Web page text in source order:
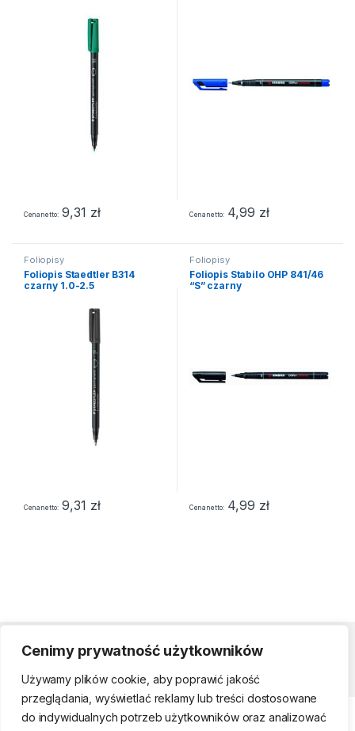
Cenimy prywatność użytkowników
Używamy plików cookie, aby poprawić jakość
przeglądania, wyświetlać reklamy lub treści dostosowane
do indywidualnych potrzeb użytkowników oraz analizować
Cena netto 9,31 zł Cena netto 4,99 zł
Foliopisy
Foliopis Staedtler B314
czarny 1.0-2.5
Cena netto 9,31 zł
Foliopisy
Foliopis Stabilo OHP 841/46
“S” czarny
Cena netto 4,99 zł
Strefa klienta